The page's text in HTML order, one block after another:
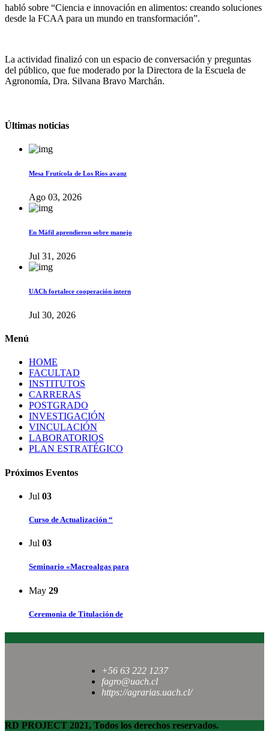
habló sobre “Ciencia e innovación en alimentos: creando soluciones
desde la FCAA para un mundo en transformación”.
La actividad finalizó con un espacio de conversación y preguntas
del público, que fue moderado por la Directora de la Escuela de
Agronomía, Dra. Silvana Bravo Marchán.
Últimas noticias
Mesa Frutícola de Los Ríos avanz
Ago 03, 2026
En Máfil aprendieron sobre manejo
Jul 31, 2026
UACh fortalece cooperación intern
Jul 30, 2026
Menú
HOME
FACULTAD
INSTITUTOS
CARRERAS
POSTGRADO
INVESTIGACIÓN
VINCULACIÓN
LABORATORIOS
PLAN ESTRATÉGICO
Próximos Eventos
Jul 03
Curso de Actualización “
Jul 03
Seminario «Macroalgas para
May 29
Ceremonia de Titulación de
+56 63 222 1237
fagro@uach.cl
https://agrarias.uach.cl/
RD PROJECT 2021, Todos los derechos reservados.